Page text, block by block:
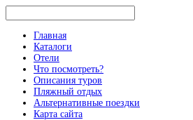
Главная
Каталоги
Отели
Что посмотреть?
Описания туров
Пляжный отдых
Альтернативные поездки
Карта сайта